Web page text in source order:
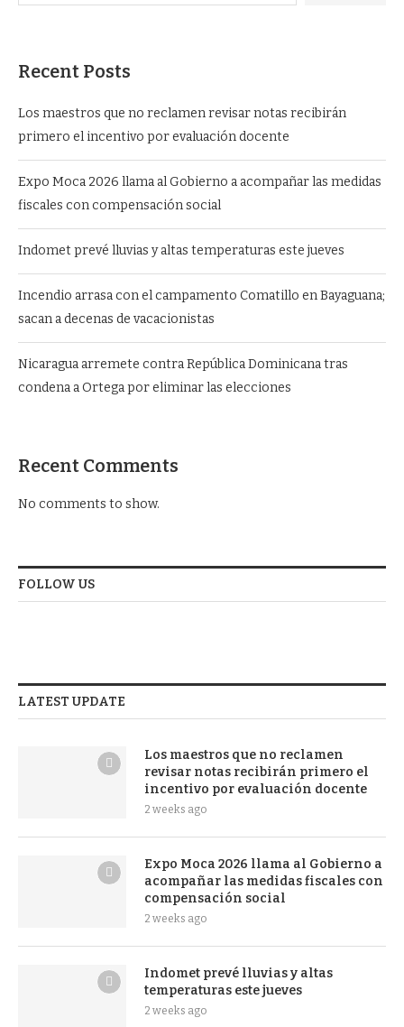
Recent Posts
Los maestros que no reclamen revisar notas recibirán
primero el incentivo por evaluación docente
Expo Moca 2026 llama al Gobierno a acompañar las medidas
fiscales con compensación social
Indomet prevé lluvias y altas temperaturas este jueves
Incendio arrasa con el campamento Comatillo en Bayaguana;
sacan a decenas de vacacionistas
Nicaragua arremete contra República Dominicana tras
condena a Ortega por eliminar las elecciones
Recent Comments
No comments to show.
FOLLOW US
LATEST UPDATE
Los maestros que no reclamen
revisar notas recibirán primero el
incentivo por evaluación docente
2 weeks ago
Expo Moca 2026 llama al Gobierno a
acompañar las medidas fiscales con
compensación social
2 weeks ago
Indomet prevé lluvias y altas
temperaturas este jueves
2 weeks ago